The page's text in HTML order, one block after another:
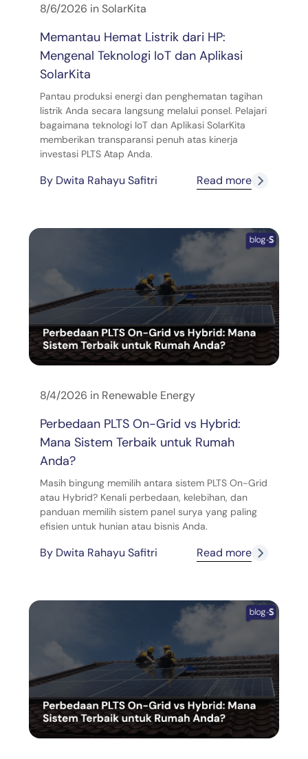
8/6/2026 inSolarKita
Memantau Hemat Listrik dari HP:
Mengenal Teknologi IoT dan Aplikasi
SolarKita
Pantau produksi energi dan penghematan tagihan
listrik Anda secara langsung melalui ponsel. Pelajari
bagaimana teknologi IoT dan Aplikasi SolarKita
memberikan transparansi penuh atas kinerja
investasi PLTS Atap Anda.
By Dwita Rahayu Safitri Read more
8/4/2026 in Renewable Energy
Perbedaan PLTS On-Grid vs Hybrid:
Mana Sistem Terbaik untuk Rumah
Anda?
Masih bingung memilih antara sistem PLTS On-Grid
atau Hybrid? Kenali perbedaan, kelebihan, dan
panduan memilih sistem panel surya yang paling
efisien untuk hunian atau bisnis Anda.
By Dwita Rahayu Safitri Read more